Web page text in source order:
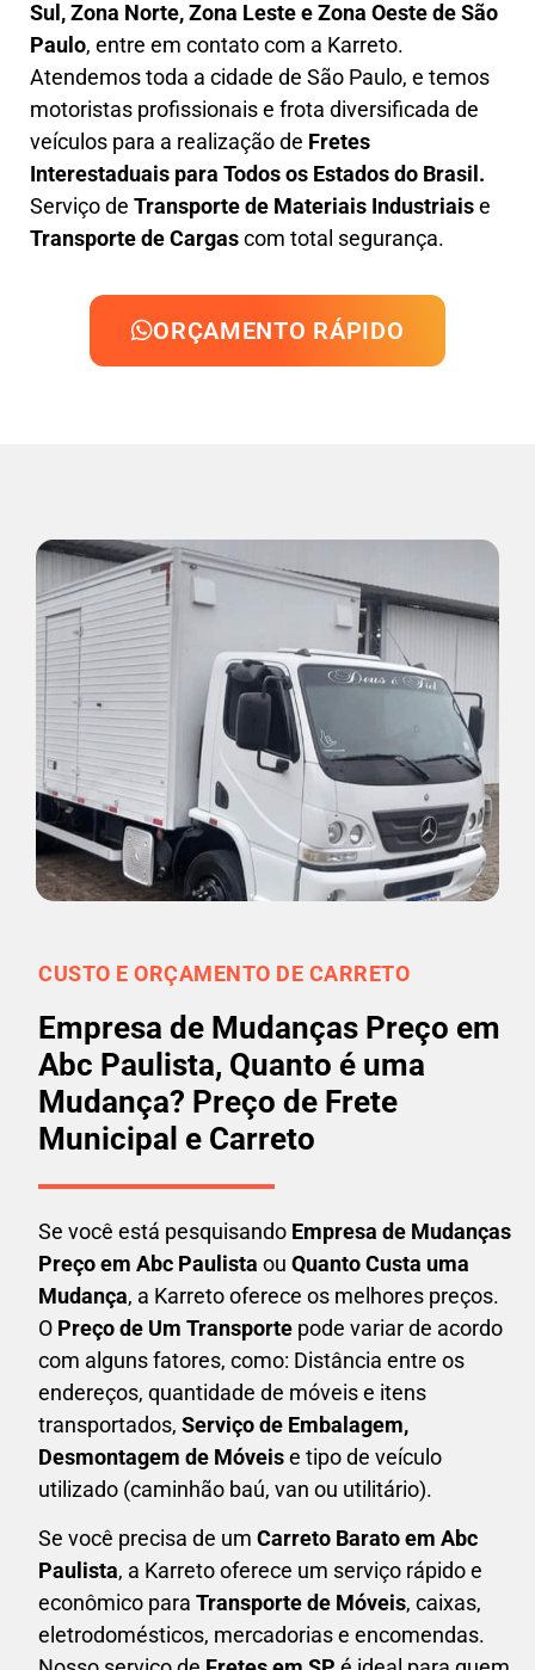
Sul, Zona Norte, Zona Leste e Zona Oeste de São
Paulo, entre em contato com a Karreto.
Atendemos toda a cidade de São Paulo, e temos
motoristas profissionais e frota diversificada de
veículos para a realização de Fretes
Interestaduais para Todos os Estados do Brasil.
Serviço de Transporte de Materiais Industriaise
Transporte de Cargascom total segurança.
ORÇAMENTO RÁPIDO
CUSTO E ORÇAMENTO DE CARRETO
Empresa de Mudanças Preço em
Abc Paulista, Quanto é uma
Mudança? Preço de Frete
Municipal e Carreto
Se você está pesquisando Empresa de Mudanças
Preço em Abc Paulista ou Quanto Custa uma
Mudança, a Karreto oferece os melhores preços.
O Preço de Um Transporte pode variar de acordo
com alguns fatores, como: Distância entre os
endereços, quantidade de móveis e itens
transportados, Serviço de Embalagem,
Desmontagem de Móveise tipo de veículo
utilizado (caminhão baú, van ou utilitário).
Se você precisa de um Carreto Barato em Abc
Paulista, a Karreto oferece um serviço rápido e
econômico para Transporte de Móveis, caixas,
eletrodomésticos, mercadorias e encomendas.